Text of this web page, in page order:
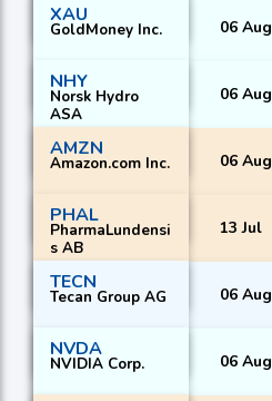
XAU
GoldMoney Inc. 06 Aug
NHY
Norsk Hydro
ASA
06 Aug
AMZN
Amazon.com Inc. 06 Aug
PHAL
PharmaLundensi
s AB
13 Jul
TECN
Tecan Group AG 06 Aug
NVDA
NVIDIA Corp. 06 Aug